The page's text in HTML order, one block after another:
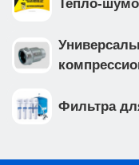
Тепло-
Фильтра